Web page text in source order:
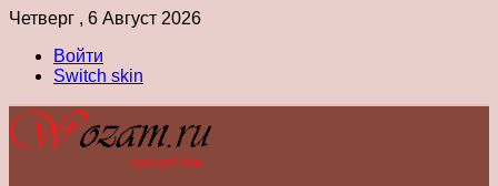
Четверг , 6 Август 2026
Войти
Switch skin